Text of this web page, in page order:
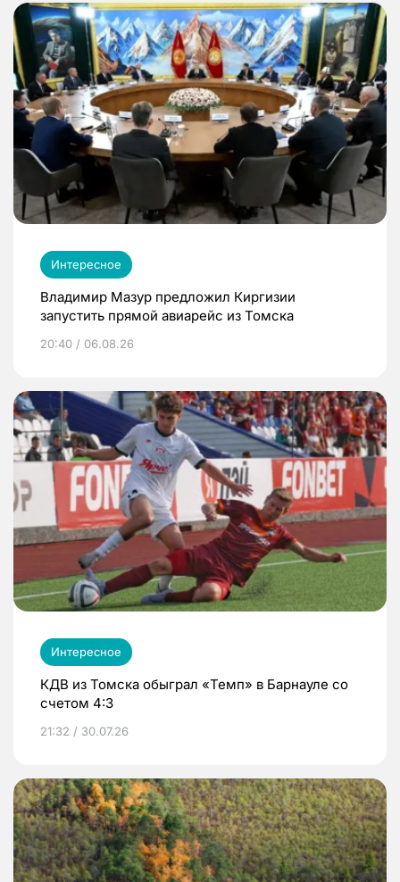
Интересное
Владимир Мазур предложил Киргизии
запустить прямой авиарейс из Томска
20:40 / 06.08.26
Интересное
КДВ из Томска обыграл «Темп» в Барнауле со
счетом 4:3
21:32 / 30.07.26